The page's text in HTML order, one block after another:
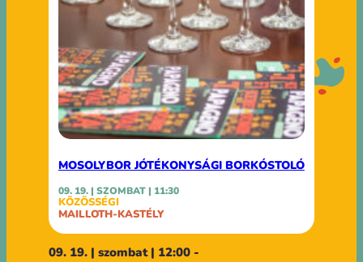
MOSOLYBOR JÓTÉKONYSÁGI BORKÓSTOLÓ
09. 19. | SZOMBAT | 11:30
KÖZÖSSÉGI
MAILLOTH-KASTÉLY
09. 19. | szombat | 12:00 -